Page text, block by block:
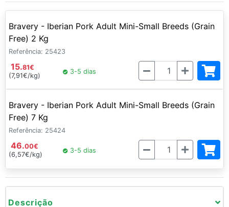
Bravery - Iberian Pork Adult Mini-Small Breeds (Grain
Free) 2 Kg
Referência: 25423
15.81€
(7,91€/kg)
3-5 dias Quantidade
Bravery - Iberian Pork Adult Mini-Small Breeds (Grain
Free) 7 Kg
Referência: 25424
46.00€
(6,57€/kg)
3-5 dias Quantidade
Descrição